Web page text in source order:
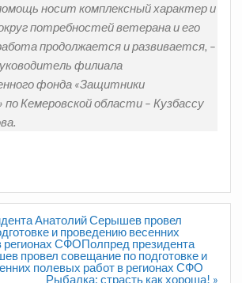
носит комплексный характер и
потребностей ветерана и его
продолжается и развивается, –
филиала
фонда «Защитники
Кемеровской области – Кузбассу
Анатолий Серышев провел
и проведению весенних
регионах СФОПолпред президента
провел совещание по подготовке и
полевых работ в регионах СФО
Рыбалка: страсть как хороша! »